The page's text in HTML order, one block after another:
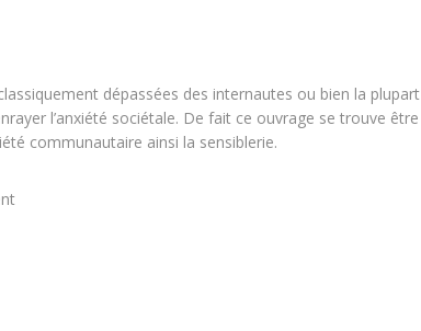
dépassées des internautes ou bien la plupart
l’anxiété sociétale. De fait ce ouvrage se trouve être
communautaire ainsi la sensiblerie.